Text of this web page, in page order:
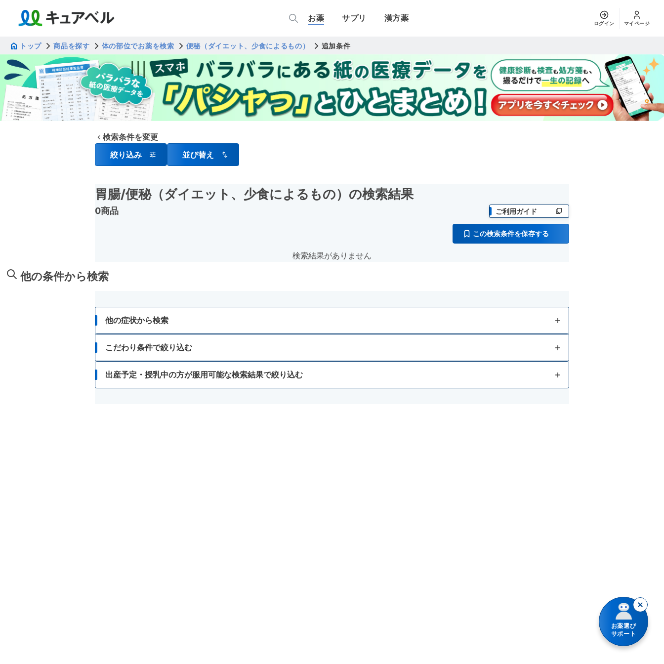
お薬 サプリ 漢方薬
ログイン マイページ
トップ 商品を探す 体の部位でお薬を検索 便秘（ダイエット、少食によるもの） 追加条件
検索条件を変更
絞り込み
並び替え
胃腸/便秘（ダイエット、少食によるもの） の検索結果
0商品 ご利用ガイド
この検索条件を保存する
検索結果がありません
他の条件から検索
他の症状から検索
胃痛
胸焼け
はきけ・むかつき
こだわり条件で絞り込む
出産予定・授乳中の方が服用可能な検索結果で絞り込む
お薬選び
サポート